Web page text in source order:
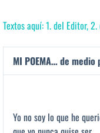
Textos aquí: 1. del Editor,
MI POEMA… de medio
Yo no soy lo que he